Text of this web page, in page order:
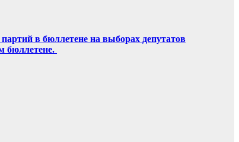
в бюллетене на выборах депутатов
бюллетене.